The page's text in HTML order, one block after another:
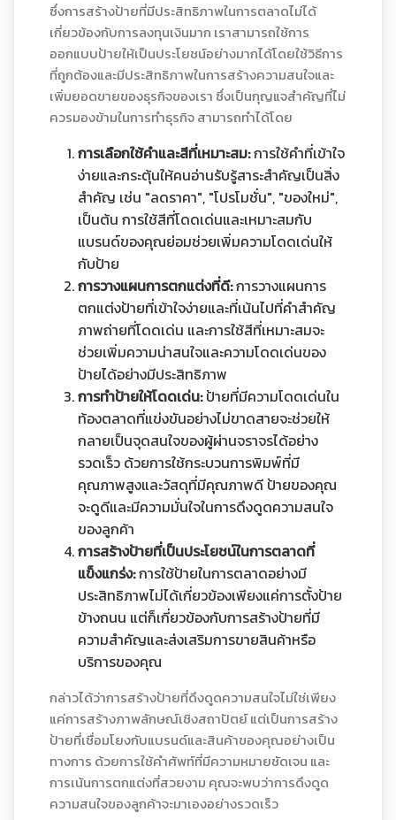
ซึ่งการสร้างป้ายที่มีประสิทธิภาพในการตลาดไม่ได้
เกี่ยวข้องกับการลงทุนเงินมาก เราสามารถใช้การ
ออกแบบป้ายให้เป็นประโยชน์อย่างมากได้โดยใช้วิธีการ
ที่ถูกต้องและมีประสิทธิภาพในการสร้างความสนใจและ
เพิ่มยอดขายของธุรกิจของเรา ซึ่งเป็นกุญแจสำคัญที่ไม่
ควรมองข้ามในการทำธุรกิจ สามารถทำได้โดย
การเลือกใช้คำและสีที่เหมาะสม:การใช้คำที่เข้าใจ
ง่ายและกระตุ้นให้คนอ่านรับรู้สาระสำคัญเป็นสิ่ง
สำคัญ เช่น "ลดราคา", "โปรโมชั่น", "ของใหม่",
เป็นต้น การใช้สีที่โดดเด่นและเหมาะสมกับ
แบรนด์ของคุณย่อมช่วยเพิ่มความโดดเด่นให้
กับป้าย
การวางแผนการตกแต่งที่ดี:การวางแผนการ
ตกแต่งป้ายที่เข้าใจง่ายและที่เน้นไปที่คำสำคัญ
ภาพถ่ายที่โดดเด่น และการใช้สีที่เหมาะสมจะ
ช่วยเพิ่มความน่าสนใจและความโดดเด่นของ
ป้ายได้อย่างมีประสิทธิภาพ
การทำป้ายให้โดดเด่น:ป้ายที่มีความโดดเด่นใน
ท้องตลาดที่แข่งขันอย่างไม่ขาดสายจะช่วยให้
กลายเป็นจุดสนใจของผู้ผ่านจราจรได้อย่าง
รวดเร็ว ด้วยการใช้กระบวนการพิมพ์ที่มี
คุณภาพสูงและวัสดุที่มีคุณภาพดี ป้ายของคุณ
จะดูดีและมีความมั่นใจในการดึงดูดความสนใจ
ของลูกค้า
การสร้างป้ายที่เป็นประโยชน์ในการตลาดที่
แข็งแกร่ง:การใช้ป้ายในการตลาดอย่างมี
ประสิทธิภาพไม่ได้เกี่ยวข้องเพียงแค่การตั้งป้าย
ข้างถนน แต่ก็เกี่ยวข้องกับการสร้างป้ายที่มี
ความสำคัญและส่งเสริมการขายสินค้าหรือ
บริการของคุณ
กล่าวได้ว่าการสร้างป้ายที่ดึงดูดความสนใจไม่ใช่เพียง
แค่การสร้างภาพลักษณ์เชิงสถาปัตย์ แต่เป็นการสร้าง
ป้ายที่เชื่อมโยงกับแบรนด์และสินค้าของคุณอย่างเป็น
ทางการ ด้วยการใช้คำศัพท์ที่มีความหมายชัดเจน และ
การเน้นการตกแต่งที่สวยงาม คุณจะพบว่าการดึงดูด
ความสนใจของลูกค้าจะมาเองอย่างรวดเร็ว